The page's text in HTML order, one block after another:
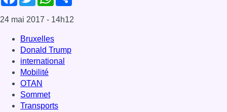
24 mai 2017 - 14h12
Bruxelles
Donald Trump
international
Mobilité
OTAN
Sommet
Transports